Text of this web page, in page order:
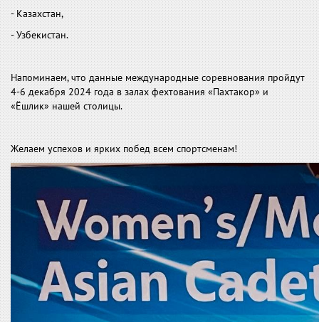
- Казахстан,
- Узбекистан.
Напоминаем, что данные международные соревнования пройдут
4-6 декабря 2024 года в залах фехтования «Пахтакор» и
«Ёшлик» нашей столицы.
Желаем успехов и ярких побед всем спортсменам!